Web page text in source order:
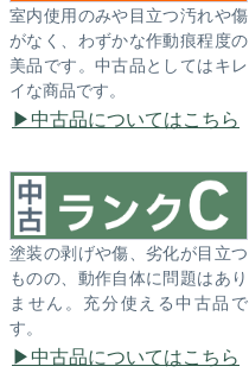
室内使用のみや目立つ汚れや傷
がなく、わずかな作動痕程度の
美品です。中古品としてはキレ
イな商品です。
中古品についてはこちら
塗装の剥げや傷、劣化が目立つ
ものの、動作自体に問題はあり
ません。充分使える中古品で
す。
中古品についてはこちら